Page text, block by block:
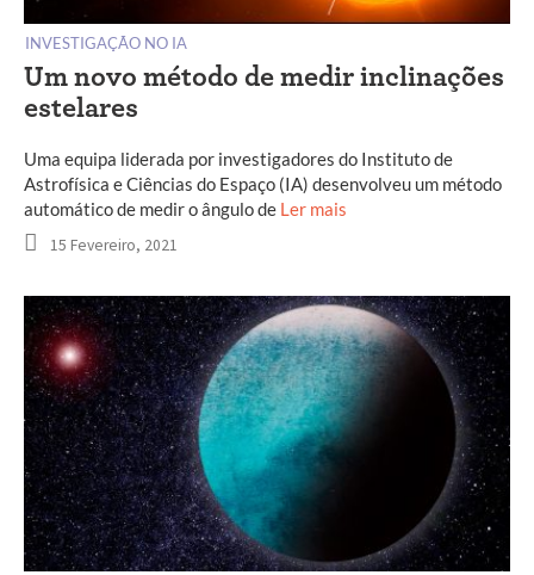
INVESTIGAÇÃO NO IA
Um novo método de medir inclinações
estelares
Uma equipa liderada por investigadores do Instituto de
Astrofísica e Ciências do Espaço (IA) desenvolveu um método
automático de medir o ângulo de Ler mais
15 Fevereiro, 2021